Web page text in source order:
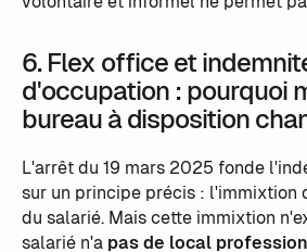
6. Flex office et
d'occupation : pourquoi
bureau à disposition
L'arrêt du 19 mars 2025 fonde
sur un principe précis : l'immixtion
du salarié. Mais cette immixtion
salarié n'a pas de local